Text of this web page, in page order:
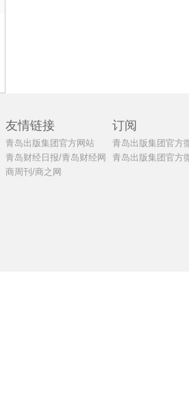
友情链接
青岛出版集团官方网站
青岛财经日报/青岛财经网
商周刊/商之网
订阅
青岛出版集团官方
青岛出版集团官方